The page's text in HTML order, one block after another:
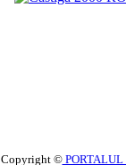
Copyright ©PORTALUL